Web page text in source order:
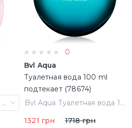
Туалетная вода 65 ml Тестер
0
Bvl Aqua
Туалетная вода 100 ml
подтекает (78674)
Bvl Aqua Туалетная вода 100 ml подтекает (78674)
1321 грн
1718 грн